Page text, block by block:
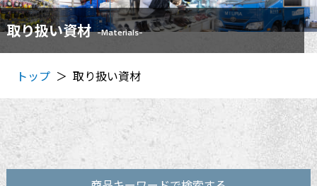
取り扱い資材 -Materials-
トップ ＞ 取り扱い資材